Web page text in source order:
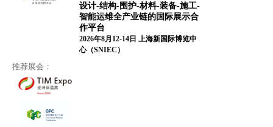
设计-结构-围护-材料-装备-施工-
智能运维全产业链的国际展示合
作平台
2026年8月12-14日 上海新国际博览中
心（SNIEC）
推荐展会：